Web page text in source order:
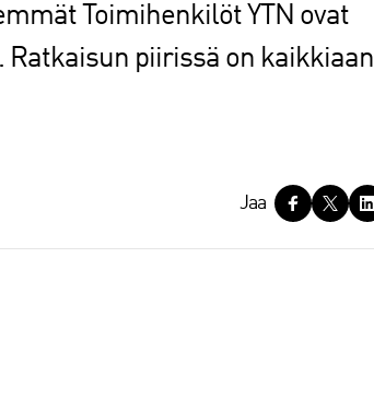
Toimihenkilöt YTN ovat
piirissä on kaikkiaan
Jaa